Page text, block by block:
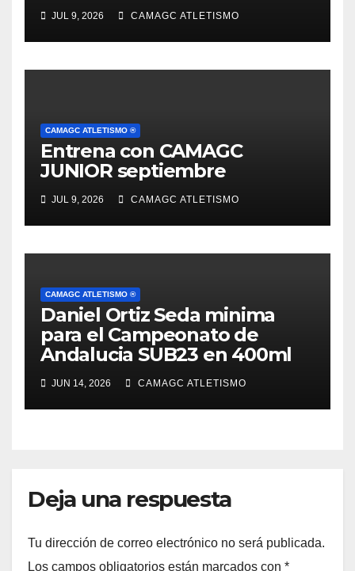
JUL 9, 2026 CAMAGC ATLETISMO
CAMAGC ATLETISMO ®
Entrena con CAMAGC
JUNIOR septiembre
JUL 9, 2026 CAMAGC ATLETISMO
CAMAGC ATLETISMO ®
Daniel Ortiz Seda minima
para el Campeonato de
Andalucia SUB23 en 400ml
JUN 14, 2026 CAMAGC ATLETISMO
Deja una respuesta
Tu dirección de correo electrónico no será publicada.
Los campos obligatorios están marcados con *